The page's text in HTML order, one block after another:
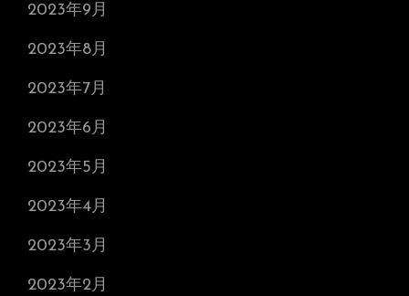
2023年9月
2023年8月
2023年7月
2023年6月
2023年5月
2023年4月
2023年3月
2023年2月